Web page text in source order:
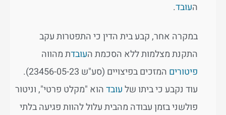
העובד.
במקרה אחר, קבע בית הדין כי התפטרות עקב
התקנת מצלמות ללא הסכמת העובדת מהווה
פיטורים
המזכים בפיצויים (סע"ש 23456-05-23).
עוד נקבע כי ביתו שלעובדהוא "מקלט פרטי", וניטור
פולשני בזמן עבודה מהבית עלול להוות פגיעה בלתי